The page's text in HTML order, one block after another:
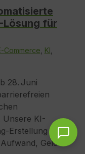
Lösung für
Commerce KI
28. Juni
Unsere KI-
Erstellung
Geld